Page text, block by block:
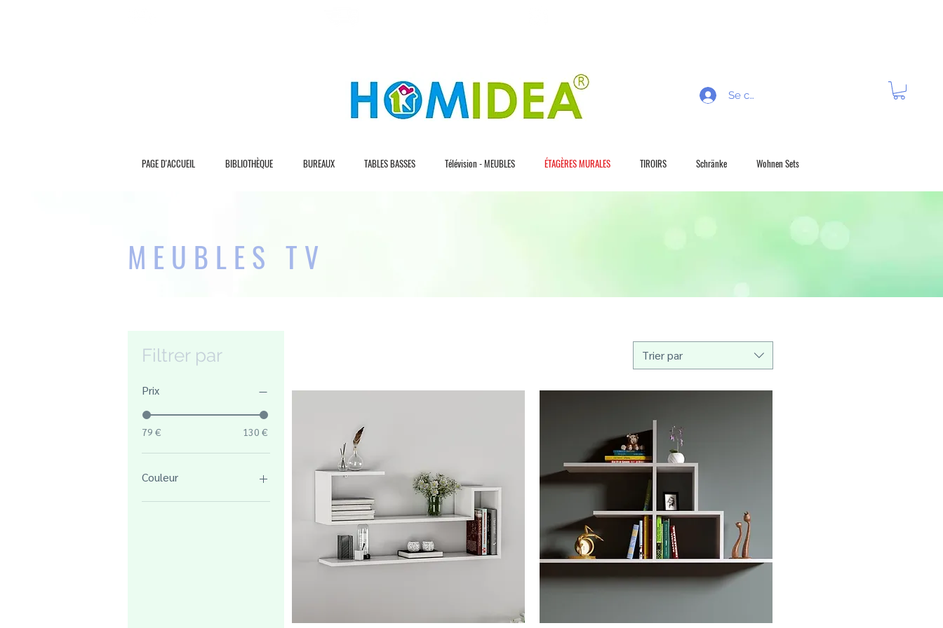
Se connecter
PAGE D'ACCUEIL BIBLIOTHÈQUE BUREAUX TABLES BASSES Télévision - MEUBLES ÉTAGÈRES MURALES TIROIRS Schränke Wohnen Sets
MEUBLES TV
Filtrer par
Prix
79 € 130 €
Couleur
Blanc
Trier par